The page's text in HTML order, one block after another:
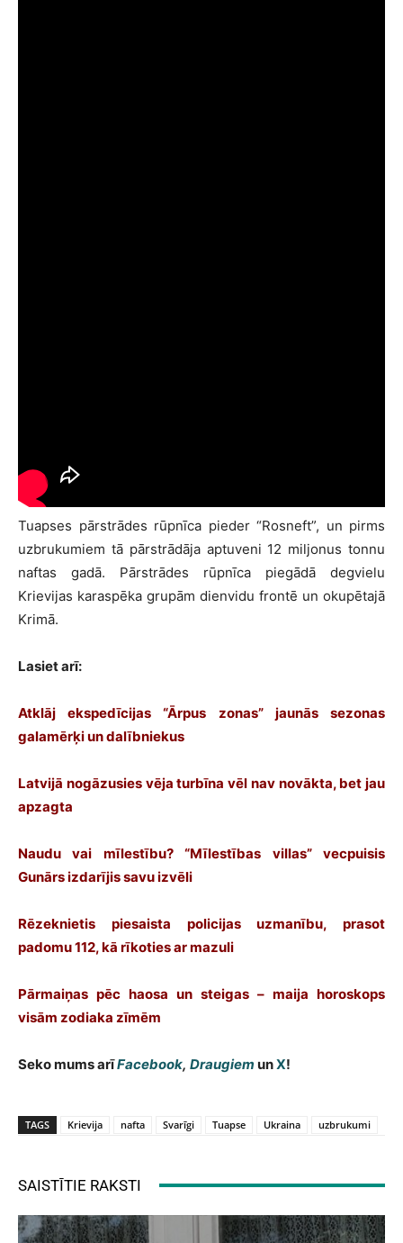
Tuapses pārstrādes rūpnīca pieder “Rosneft”, un pirms
uzbrukumiem tā pārstrādāja aptuveni 12 miljonus tonnu
naftas gadā. Pārstrādes rūpnīca piegādā degvielu
Krievijas karaspēka grupām dienvidu frontē un okupētajā
Krimā.
Lasiet arī:
Atklāj ekspedīcijas “Ārpus zonas” jaunās sezonas
galamērķi un dalībniekus
Latvijā nogāzusies vēja turbīna vēl nav novākta, bet jau
apzagta
Naudu vai mīlestību? “Mīlestības villas” vecpuisis
Gunārs izdarījis savu izvēli
Rēzeknietis piesaista policijas uzmanību, prasot
padomu 112, kā rīkoties ar mazuli
Pārmaiņas pēc haosa un steigas – maija horoskops
visām zodiaka zīmēm
Seko mums arīFacebook, Draugiem unX!
TAGS Krievija nafta Svarīgi Tuapse Ukraina uzbrukumi
SAISTĪTIE RAKSTI